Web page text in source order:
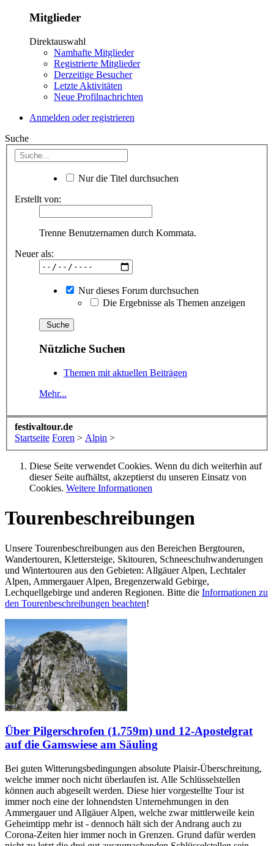
Mitglieder
Direktauswahl
Namhafte Mitglieder
Registrierte Mitglieder
Derzeitige Besucher
Letzte Aktivitäten
Neue Profilnachrichten
Anmelden oder registrieren
Suche
Nur die Titel durchsuchen
Erstellt von:
Trenne Benutzernamen durch Kommata.
Neuer als:
Nur dieses Forum durchsuchen
Die Ergebnisse als Themen anzeigen
Nützliche Suchen
Themen mit aktuellen Beiträgen
Mehr...
festivaltour.de
Startseite Foren > Alpin >
Diese Seite verwendet Cookies. Wenn du dich weiterhin auf
dieser Seite aufhältst, akzeptierst du unseren Einsatz von
Cookies. Weitere Informationen
Tourenbeschreibungen
Unsere Tourenbeschreibungen aus den Bereichen Bergtouren,
Wandertouren, Klettersteige, Skitouren, Schneeschuhwanderungen
und Wintertouren aus den Gebieten: Allgäuer Alpen, Lechtaler
Alpen, Ammergauer Alpen, Bregenzerwald Gebirge,
Lechquellgebirge und anderen Regionen. Bitte die Informationen zu
den Tourenbeschreibungen beachten!
Über Pilgerschrofen (1.759m) und 12-Apostelgrat
auf die Gamswiese am Säuling
Bei guten Witterungsbedingungen absolute Plaisir-Überschreitung,
welche immer noch nicht überlaufen ist. Alle Schlüsselstellen
können auch abgeseilt werden. Diese hier vorgestellte Tour ist
immer noch eine der lohnendsten Unternehmungen in den
Ammergauer und Allgäuer Alpen, welche zwar mittlerweile kein
Geheimtipp mehr ist - dennoch hält sich der Andrang auch zu
Corona-Zeiten hier immer noch in Grenzen. Grund dafür werden